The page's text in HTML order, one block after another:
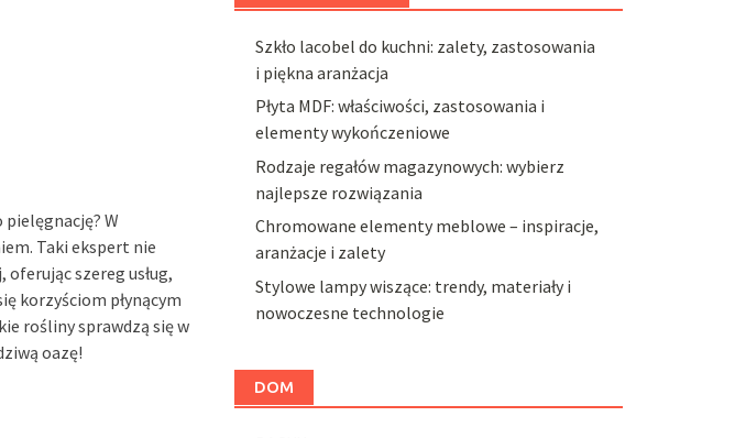
W
Taki ekspert nie
szereg usług,
korzyściom płynącym
rośliny sprawdzą się w
oazę!
Szkło lacobel do kuchni: zalety, zastosowania
i piękna aranżacja
Płyta MDF: właściwości, zastosowania i
elementy wykończeniowe
Rodzaje regałów magazynowych: wybierz
najlepsze rozwiązania
Chromowane elementy meblowe – inspiracje,
aranżacje i zalety
Stylowe lampy wiszące: trendy, materiały i
nowoczesne technologie
DOM